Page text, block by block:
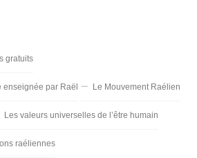
gratuits
enseignée par Raël Le Mouvement Raélien
Les valeurs universelles de l’être humain
raéliennes